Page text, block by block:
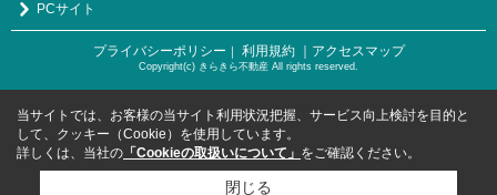
PCサイト
プライバシーポリシー ｜ 利用規約 ｜アクセスマップ
Copyright(c) きらきら不動産 All rights reserved.
当サイトでは、お客様の当サイト利用状況把握、サービス向上検討を目的と
して、クッキー（Cookie）を使用しています。
詳しくは、当社の 「Cookieの取扱いについて」 をご確認ください。
閉じる